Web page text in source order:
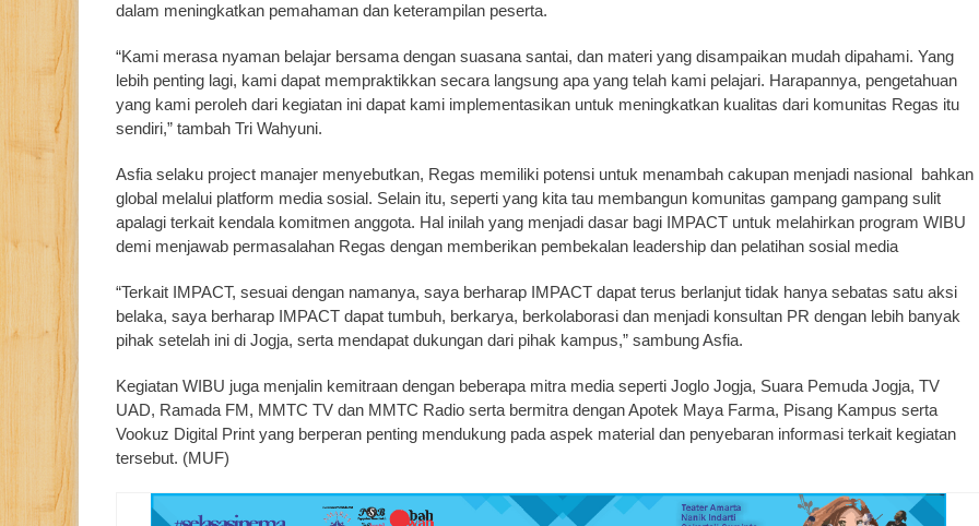
dalam meningkatkan pemahaman dan keterampilan peserta.
“Kami merasa nyaman belajar bersama dengan suasana santai, dan materi yang disampaikan mudah dipahami. Yang
lebih penting lagi, kami dapat mempraktikkan secara langsung apa yang telah kami pelajari. Harapannya, pengetahuan
yang kami peroleh dari kegiatan ini dapat kami implementasikan untuk meningkatkan kualitas dari komunitas Regas itu
sendiri,” tambah Tri Wahyuni.
Asfia selaku project manajer menyebutkan, Regas memiliki potensi untuk menambah cakupan menjadi nasional bahkan
global melalui platform media sosial. Selain itu, seperti yang kita tau membangun komunitas gampang gampang sulit
apalagi terkait kendala komitmen anggota. Hal inilah yang menjadi dasar bagi IMPACT untuk melahirkan program WIBU
demi menjawab permasalahan Regas dengan memberikan pembekalan leadership dan pelatihan sosial media
“Terkait IMPACT, sesuai dengan namanya, saya berharap IMPACT dapat terus berlanjut tidak hanya sebatas satu aksi
belaka, saya berharap IMPACT dapat tumbuh, berkarya, berkolaborasi dan menjadi konsultan PR dengan lebih banyak
pihak setelah ini di Jogja, serta mendapat dukungan dari pihak kampus,” sambung Asfia.
Kegiatan WIBU juga menjalin kemitraan dengan beberapa mitra media seperti Joglo Jogja, Suara Pemuda Jogja, TV
UAD, Ramada FM, MMTC TV dan MMTC Radio serta bermitra dengan Apotek Maya Farma, Pisang Kampus serta
Vookuz Digital Print yang berperan penting mendukung pada aspek material dan penyebaran informasi terkait kegiatan
tersebut. (MUF)